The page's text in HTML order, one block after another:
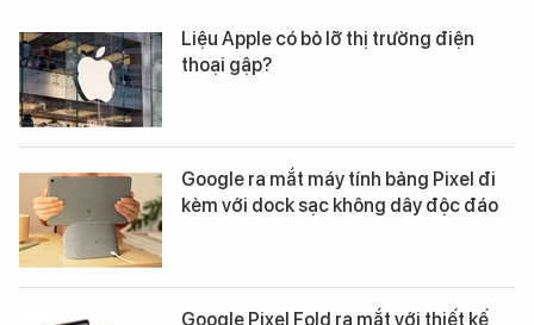
Liệu Apple có bỏ lỡ thị trường điện
thoại gập?
Google ra mắt máy tính bảng Pixel đi
kèm với dock sạc không dây độc đáo
Google Pixel Fold ra mắt với thiết kế